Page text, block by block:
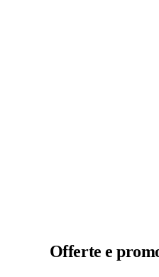
Offerte e